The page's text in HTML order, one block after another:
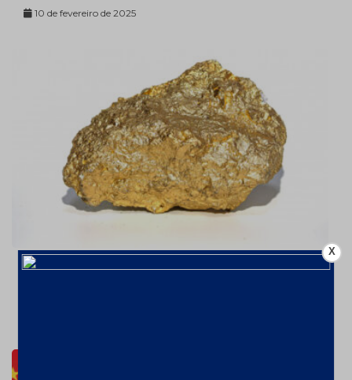
10 de fevereiro de 2025
Ouro valorizou 26% em 2024 – a
X